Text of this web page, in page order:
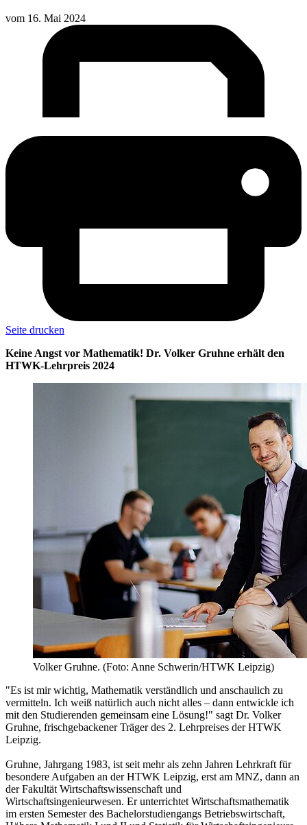
vom 16. Mai 2024
Seite drucken
Keine Angst vor Mathematik! Dr. Volker Gruhne erhält den
HTWK-Lehrpreis 2024
Volker Gruhne. (Foto: Anne Schwerin/HTWK Leipzig)
"Es ist mir wichtig, Mathematik verständlich und anschaulich zu
vermitteln. Ich weiß natürlich auch nicht alles – dann entwickle ich
mit den Studierenden gemeinsam eine Lösung!" sagt Dr. Volker
Gruhne, frischgebackener Träger des 2. Lehrpreises der HTWK
Leipzig.
Gruhne, Jahrgang 1983, ist seit mehr als zehn Jahren Lehrkraft für
besondere Aufgaben an der HTWK Leipzig, erst am MNZ, dann an
der Fakultät Wirtschaftswissenschaft und
Wirtschaftsingenieurwesen. Er unterrichtet Wirtschaftsmathematik
im ersten Semester des Bachelorstudiengangs Betriebswirtschaft,